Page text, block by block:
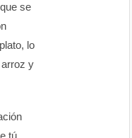
se
lo
y